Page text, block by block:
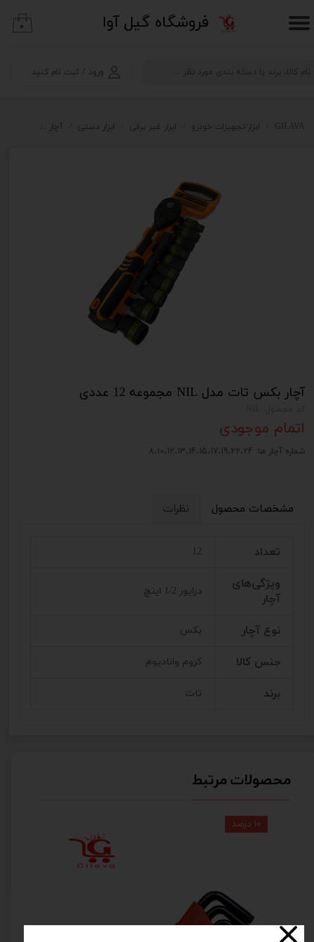
​فروشگاه گیل آوا
ورود ثبت نام کنید
حساب کاربری من
خروج از حساب کاربری
۰
GILAVA ابزار/تجهیزات/خودرو ابزار غیر برقی ابزار دستی آچار
آچار بکس تات مدل NIL مجموعه 12 عددی
اتمام موجودی
شماره آچار ها: 8،10،12،13،14،15،17،19،22،24
مشخصات محصول نظرات
تعداد 12
ویژگی‌های
آچار
درایور 1/2 اینچ
نوع آچار بکس
جنس کالا کروم وانادیوم
برند تات
محصولات مرتبط
۱۰ درصد